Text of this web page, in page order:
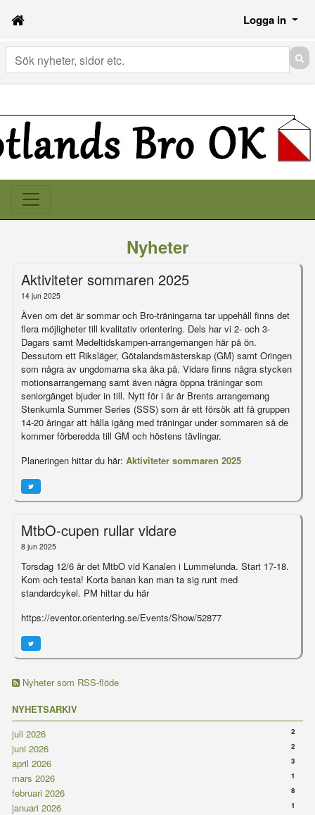
Logga in
Sök
Nyheter som RSS-flöde
NYHETSARKIV
juli 2026
2
juni 2026 2
april 2026 3
mars 2026 1
februari 2026 8
januari 2026 1
Nyheter
Aktiviteter sommaren 2025
14 jun 2025
Även om det är sommar och Bro-träningarna tar uppehåll finns det
flera möjligheter till kvalitativ orientering. Dels har vi 2- och 3-
Dagars samt Medeltidskampen-arrangemangen här på ön.
Dessutom ett Riksläger, Götalandsmästerskap (GM) samt Oringen
som några av ungdomarna ska åka på. Vidare finns några stycken
motionsarrangemang samt även några öppna träningar som
seniorgänget bjuder in till. Nytt för i år är Brents arrangemang
Stenkumla Summer Series (SSS) som är ett försök att få gruppen
14-20 åringar att hålla igång med träningar under sommaren så de
kommer förberedda till GM och höstens tävlingar.
Planeringen hittar du här: Aktiviteter sommaren 2025
MtbO-cupen rullar vidare
8 jun 2025
Torsdag 12/6 är det MtbO vid Kanalen i Lummelunda. Start 17-18.
Kom och testa! Korta banan kan man ta sig runt med
standardcykel. PM hittar du här
https://eventor.orientering.se/Events/Show/52877